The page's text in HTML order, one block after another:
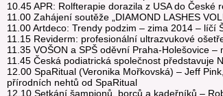
10.45 APR: Rolfterapie dorazila z USA do
11.00 Zahájení soutěže „DIAMOND LASHES
11.00 Artdeco: Trendy podzim – zima 2014 – líčí
11.15 Reviderm: profesionální ultrazvukové
11.35 VOŠON a SPŠ oděvní Praha-Holešovice –
11.45 Česká podiatrická společnost představuje
12.00 SpaRitual (Veronika Mořkovská) – Jeff
přírodních nehtů od SpaRitual
12.10 Setkání šampionů, borců a kadeřníků –